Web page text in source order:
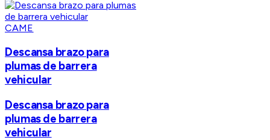
CAME
Descansa brazo para
plumas de barrera
vehicular
Descansa brazo para
plumas de barrera
vehicular